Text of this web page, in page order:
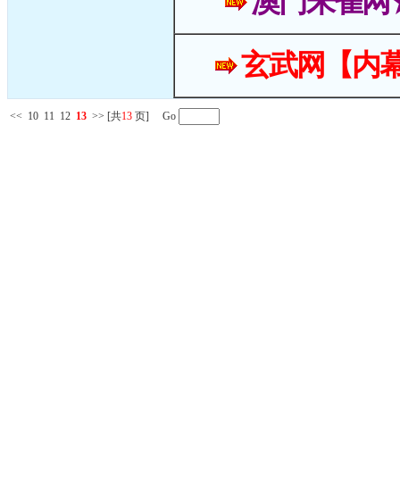
玄武网【内
<< 10 11 12 13 >> [共13 页] Go